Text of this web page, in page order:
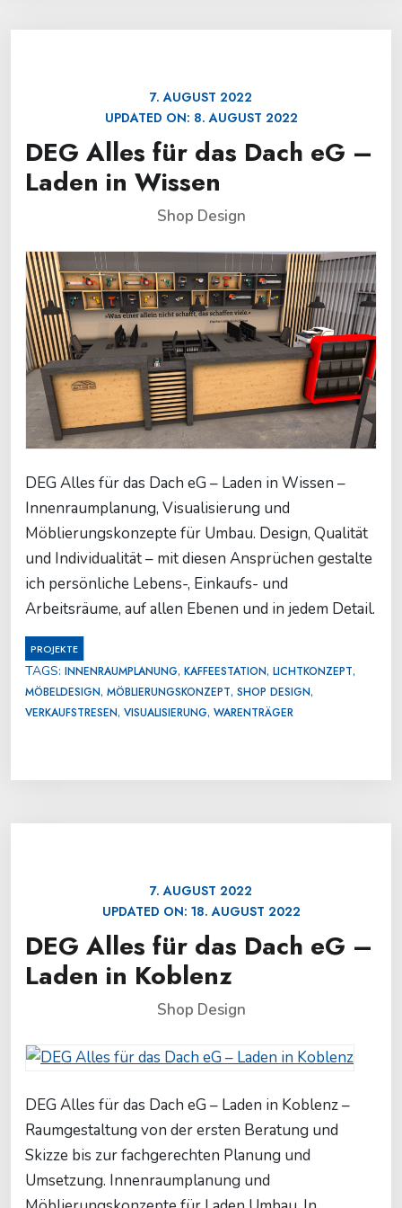
7. AUGUST 2022
UPDATED ON: 8. AUGUST 2022
DEG Alles für das Dach eG –
Laden in Wissen
Shop Design
DEG Alles für das Dach eG – Laden in Wissen –
Innenraumplanung, Visualisierung und
Möblierungskonzepte für Umbau. Design, Qualität
und Individualität – mit diesen Ansprüchen gestalte
ich persönliche Lebens-, Einkaufs- und
Arbeitsräume, auf allen Ebenen und in jedem Detail.
PROJEKTE
TAGS: INNENRAUMPLANUNG, KAFFEESTATION, LICHTKONZEPT,
MÖBELDESIGN, MÖBLIERUNGSKONZEPT, SHOP DESIGN,
VERKAUFSTRESEN, VISUALISIERUNG, WARENTRÄGER
7. AUGUST 2022
UPDATED ON: 18. AUGUST 2022
DEG Alles für das Dach eG –
Laden in Koblenz
Shop Design
DEG Alles für das Dach eG – Laden in Koblenz –
Raumgestaltung von der ersten Beratung und
Skizze bis zur fachgerechten Planung und
Umsetzung. Innenraumplanung und